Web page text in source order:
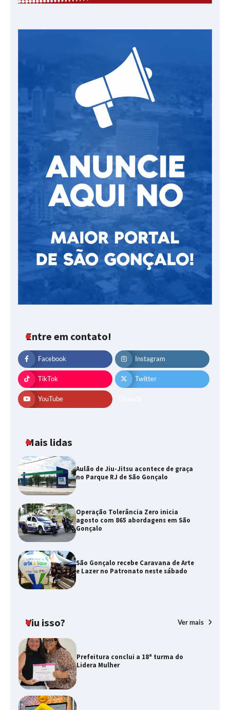
Entre em contato!
Facebook Instagram
TikTok Twitter
YouTube
Mais lidas
Aulão de Jiu-Jitsu acontece de graça
no Parque RJ de São Gonçalo
Operação Tolerância Zero inicia
agosto com 865 abordagens em São
Gonçalo
São Gonçalo recebe Caravana de Arte
e Lazer no Patronato neste sábado
Viu isso? Ver mais
Prefeitura conclui a 18ª turma do
Lidera Mulher